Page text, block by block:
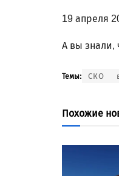
19 апреля
А вы знали,
Темы: СКО
Похожие